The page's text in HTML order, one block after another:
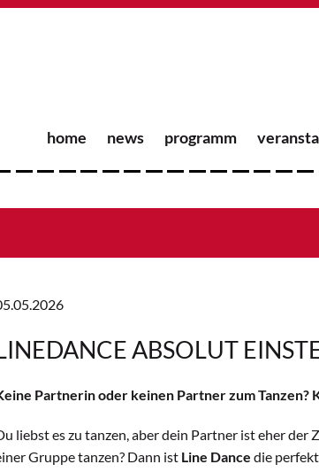
home news programm
ABSOLUT
Partnerin oder keinen Partner zum Tanzen?
liebst es zu tanzen, aber dein Partner ist eher
Gruppe tanzen? Dann ist Line Dance die